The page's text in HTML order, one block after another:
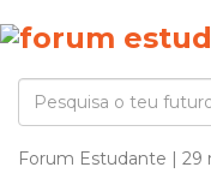
Forum Estudante | 29